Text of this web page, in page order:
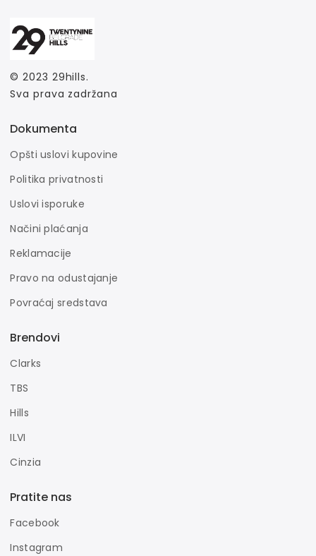
© 2023 29hills.
Sva prava zadržana
Dokumenta
Opšti uslovi kupovine
Politika privatnosti
Uslovi isporuke
Načini plaćanja
Reklamacije
Pravo na odustajanje
Povraćaj sredstava
Brendovi
Clarks
TBS
Hills
ILVI
Cinzia
Pratite nas
Facebook
Instagram